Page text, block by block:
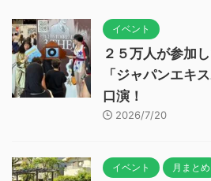
イベント
２５万人が参加
「ジャパンエキ
口演！
2026/7/20
イベント 月まとめ